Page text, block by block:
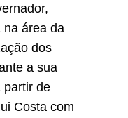
na área da
dos
a sua
partir de
Costa com